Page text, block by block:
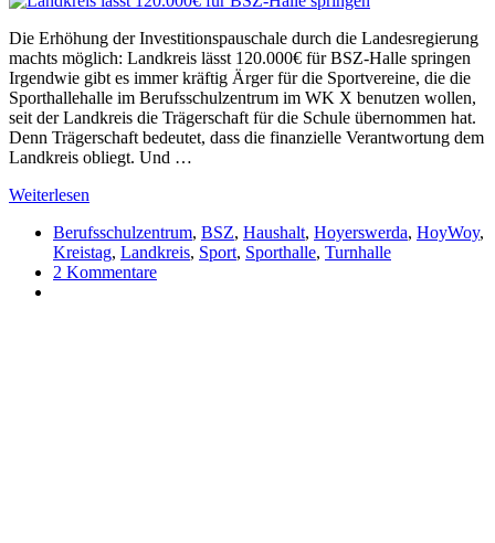
Die Erhöhung der Investitionspauschale durch die Landesregierung
machts möglich: Landkreis lässt 120.000€ für BSZ-Halle springen
Irgendwie gibt es immer kräftig Ärger für die Sportvereine, die die
Sporthallehalle im Berufsschulzentrum im WK X benutzen wollen,
seit der Landkreis die Trägerschaft für die Schule übernommen hat.
Denn Trägerschaft bedeutet, dass die finanzielle Verantwortung dem
Landkreis obliegt. Und …
Weiterlesen
Berufsschulzentrum, BSZ, Haushalt, Hoyerswerda, HoyWoy,
Kreistag, Landkreis, Sport, Sporthalle, Turnhalle
2 Kommentare